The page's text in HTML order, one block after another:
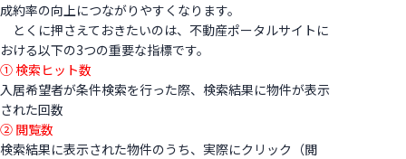
成約率の向上につながりやすくなります。
とくに押さえておきたいのは、不動産ポータルサイトに
おける以下の3つの重要な指標です。
① 検索ヒット数
入居希望者が条件検索を行った際、検索結果に物件が表示
された回数
② 閲覧数
検索結果に表示された物件のうち、実際にクリック（閲